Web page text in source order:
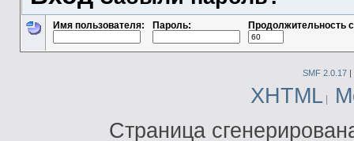
Имя пользователя: Пароль: Продолжительность
SMF 2.0.17 |
XHTML
Страница